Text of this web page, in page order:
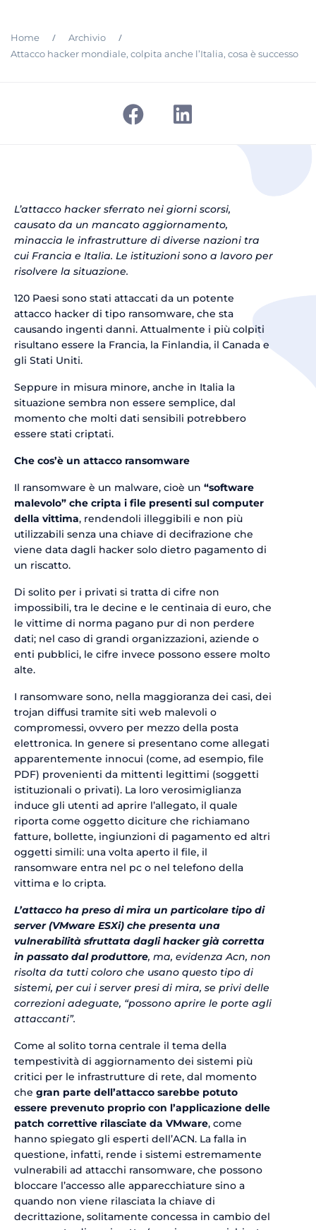
Home / Archivio /
Attacco hacker mondiale, colpita anche l’Italia, cosa è successo
L’attacco hacker sferrato nei giorni scorsi,
causato da un mancato aggiornamento,
minaccia le infrastrutture di diverse nazioni tra
cui Francia e Italia. Le istituzioni sono a lavoro per
risolvere la situazione.
120 Paesi sono stati attaccati da un potente
attacco hacker di tipo ransomware, che sta
causando ingenti danni. Attualmente i più colpiti
risultano essere la Francia, la Finlandia, il Canada e
gli Stati Uniti.
Seppure in misura minore, anche in Italia la
situazione sembra non essere semplice, dal
momento che molti dati sensibili potrebbero
essere stati criptati.
Che cos’è un attacco ransomware
Il ransomware è un malware, cioè un “software
malevolo” che cripta i file presenti sul computer
della vittima, rendendoli illeggibili e non più
utilizzabili senza una chiave di decifrazione che
viene data dagli hacker solo dietro pagamento di
un riscatto.
Di solito per i privati si tratta di cifre non
impossibili, tra le decine e le centinaia di euro, che
le vittime di norma pagano pur di non perdere
dati; nel caso di grandi organizzazioni, aziende o
enti pubblici, le cifre invece possono essere molto
alte.
I ransomware sono, nella maggioranza dei casi, dei
trojan diffusi tramite siti web malevoli o
compromessi, ovvero per mezzo della posta
elettronica. In genere si presentano come allegati
apparentemente innocui (come, ad esempio, file
PDF) provenienti da mittenti legittimi (soggetti
istituzionali o privati). La loro verosimiglianza
induce gli utenti ad aprire l’allegato, il quale
riporta come oggetto diciture che richiamano
fatture, bollette, ingiunzioni di pagamento ed altri
oggetti simili: una volta aperto il file, il
ransomware entra nel pc o nel telefono della
vittima e lo cripta.
L’attacco ha preso di mira un particolare tipo di
server (VMware ESXi) che presenta una
vulnerabilità sfruttata dagli hacker già corretta
in passato dal produttore, ma, evidenza Acn, non
risolta da tutti coloro che usano questo tipo di
sistemi, per cui i server presi di mira, se privi delle
correzioni adeguate, “possono aprire le porte agli
attaccanti”.
Come al solito torna centrale il tema della
tempestività di aggiornamento dei sistemi più
critici per le infrastrutture di rete, dal momento
che gran parte dell’attacco sarebbe potuto
essere prevenuto proprio con l’applicazione delle
patch correttive rilasciate da VMware, come
hanno spiegato gli esperti dell’ACN. La falla in
questione, infatti, rende i sistemi estremamente
vulnerabili ad attacchi ransomware, che possono
bloccare l’accesso alle apparecchiature sino a
quando non viene rilasciata la chiave di
decrittazione, solitamente concessa in cambio del